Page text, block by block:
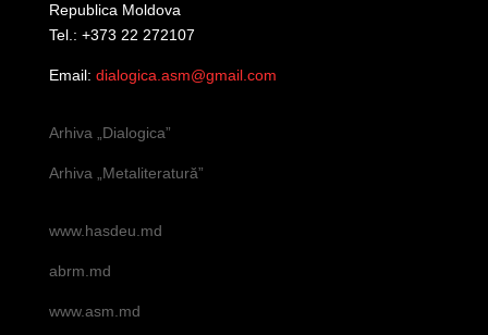
Republica Moldova
Tel.: +373 22 272107
Email: dialogica.asm@gmail.com
Arhiva „Dialogica”
Arhiva „Metaliteratură”
www.hasdeu.md
abrm.md
www.asm.md